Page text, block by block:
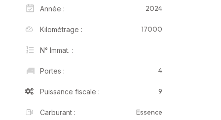
Année : 2024
Kilométrage : 17000
N° Immat. :
Portes : 4
Puissance fiscale : 9
Carburant : Essence